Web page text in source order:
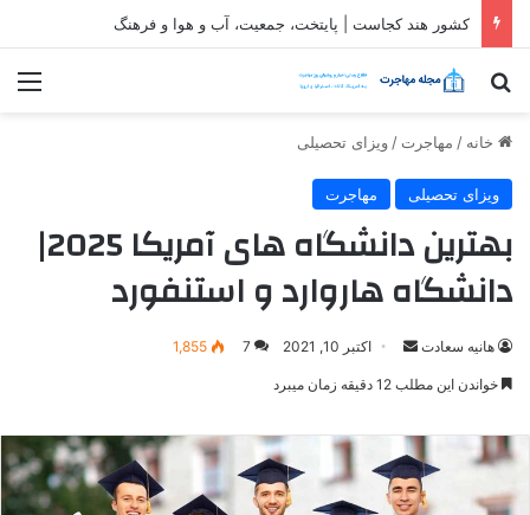
ثبت شرکت در قطر| شرایط و مراحل تاسیس شرکت در قطر
جستجو برای
خانه / مهاجرت / ویزای تحصیلی
ویزای تحصیلی مهاجرت
بهترین دانشگاه های آمریکا 2025|
دانشگاه هاروارد و استنفورد
هانیه سعادت
ارسالاکتبر 10, 2021 7
1,855
خواندن این مطلب 12 دقیقه زمان میبرد